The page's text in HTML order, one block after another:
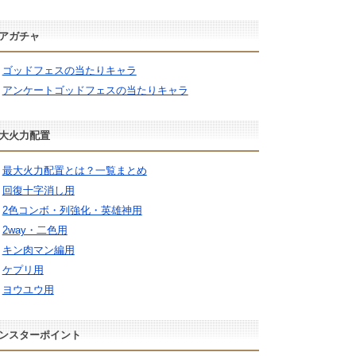
ガチャ
ゴッドフェスの当たりキャラ
アンケートゴッドフェスの当たりキャラ
火力配置
最大火力配置とは？一覧まとめ
回復十字消し用
2色コンボ・列強化・英雄神用
2way・二色用
キン肉マン編用
ケプリ用
ヨウユウ用
スターポイント